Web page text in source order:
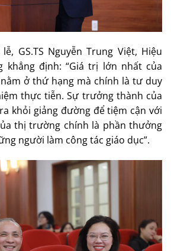
GS.TS Nguyễn Trung Việt, Hiệu
định: “Giá trị lớn nhất của
ở thứ hạng mà chính là tư duy
thực tiễn. Sự trưởng thành của
khỏi giảng đường để tiệm cận với
thị trường chính là phần thưởng
người làm công tác giáo dục”.